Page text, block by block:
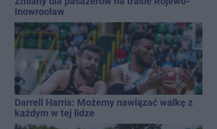
Inowrocław
Darrell Harris: Możemy nawiązać walkę z
każdym w tej lidze